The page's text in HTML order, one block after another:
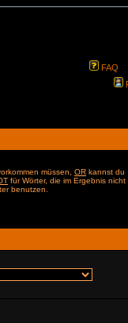
FAQ
müssen, OR kannst du
für Wörter, die im Ergebnis nicht
benutzen.